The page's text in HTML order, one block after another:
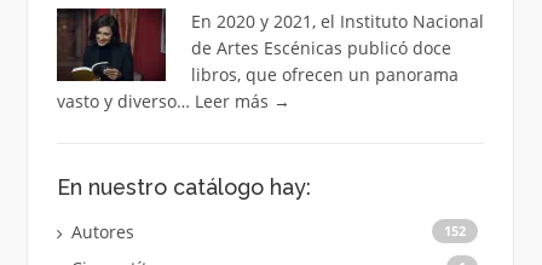
En 2020 y 2021, el Instituto Nacional
de Artes Escénicas publicó doce
libros, que ofrecen un panorama
vasto y diverso… Leer más →
En nuestro catálogo hay:
Autores 152